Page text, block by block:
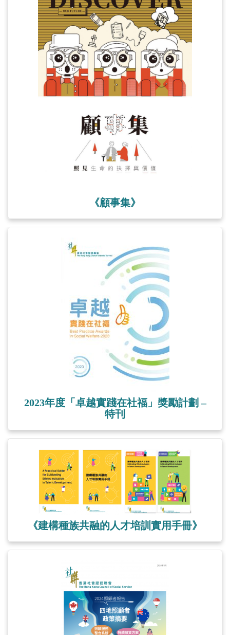
《顧事集》
2023年度「卓越實踐在社福」獎勵計劃 –
特刊
《建構種族共融的人才培訓實用手冊》